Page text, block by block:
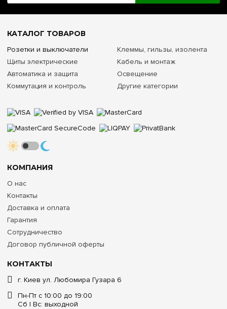
КОНТАКТЫ
г. Киев ул. Любомира Гузара 6
Пн-Пт с 10:00 до 19:00
Сб | Вс: выходной
КОМПАНИЯ
О нас
Контакты
Доставка и оплата
Гарантия
Сотрудничество
Договор публичной оферты
КАТАЛОГ ТОВАРОВ
Розетки и выключатели
Щиты электрические
Автоматика и защита
Коммутация и контроль
Клеммы, гильзы, изолента
Кабель и монтаж
Освещение
Другие категории